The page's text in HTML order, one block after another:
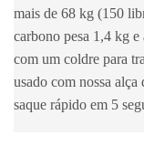
mais de 68 kg (150
carbono pesa 1,4 kg
com um coldre para
usado com nossa
saque rápido em 5